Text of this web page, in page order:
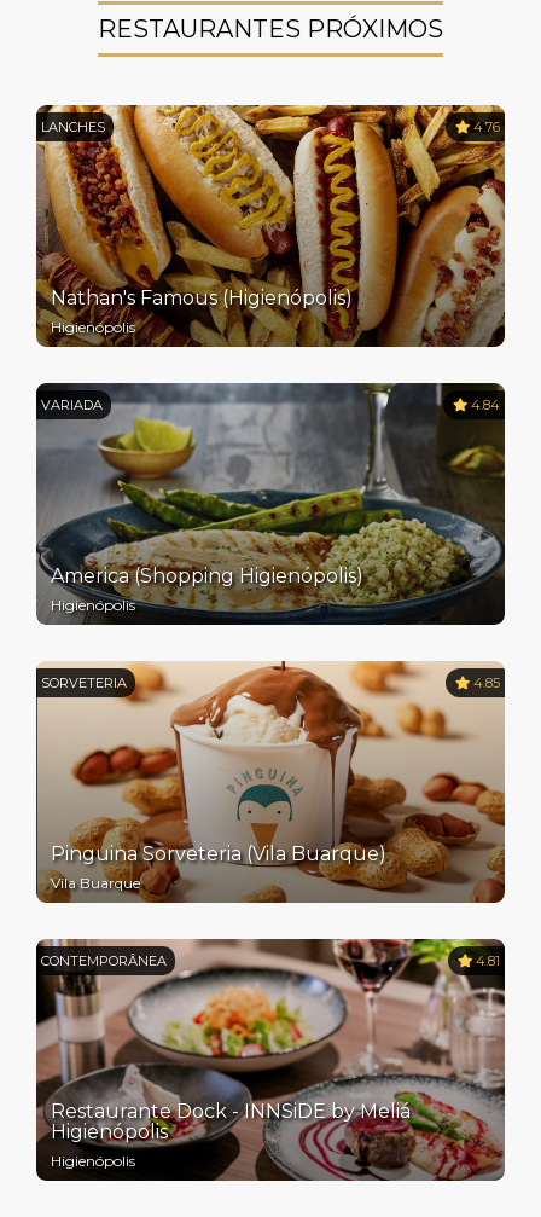
RESTAURANTES PRÓXIMOS
LANCHES 4.76
Nathan's Famous (Higienópolis)
Higienópolis
VARIADA 4.84
America (Shopping Higienópolis)
Higienópolis
SORVETERIA 4.85
Pinguina Sorveteria (Vila Buarque)
Vila Buarque
CONTEMPORÂNEA 4.81
Restaurante Dock - INNSiDE by Meliá
Higienópolis
Higienópolis